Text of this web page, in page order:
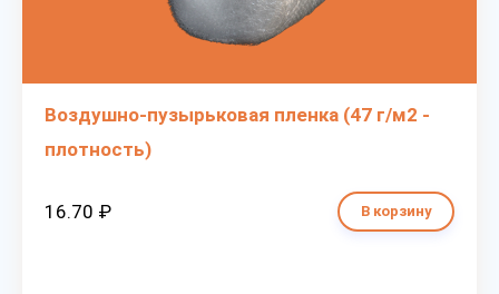
Воздушно-пузырьковая пленка (47 г/м2 -
плотность)
16.70 ₽ В корзину